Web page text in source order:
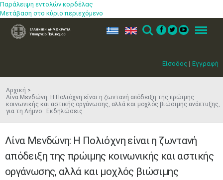
Παράλειψη εντολών κορδέλας
Μετάβαση στο κύριο περιεχόμενο
Είσοδος | Εγγραφή
ελ en Search Menu
Αρχική
Λίνα Μενδώνη: Η Πολιόχνη είναι η ζωντανή απόδειξη της πρώιμης
κοινωνικής και αστικής οργάνωσης, αλλά και μοχλός βιώσιμης ανάπτυξης,
για τη Λήμνο Εκδηλώσεις
Λίνα Μενδώνη: Η Πολιόχνη είναι η ζωντανή
απόδειξη της πρώιμης κοινωνικής και αστικής
οργάνωσης, αλλά και μοχλός βιώσιμης